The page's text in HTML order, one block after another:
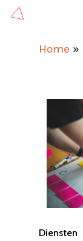
Skip
Home »
Diensten